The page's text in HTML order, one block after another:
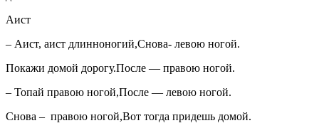
Аист
– Аист, аист длинноногий,Снова- левою ногой.
Покажи домой дорогу.После — правою ногой.
– Топай правою ногой,После — левою ногой.
Снова – правою ногой,Вот тогда придешь домой.